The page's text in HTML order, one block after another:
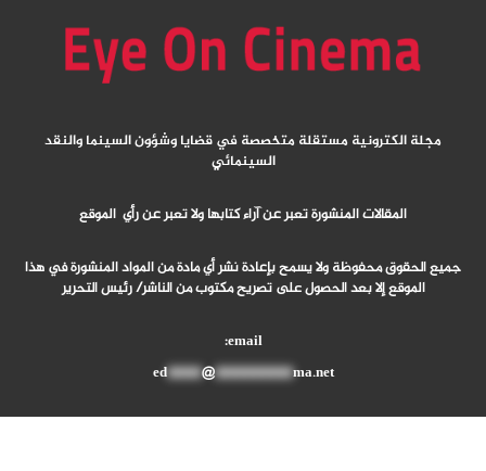
مجلة الكترونية مستقلة متخصصة في قضايا وشؤون السينما والنقد
السينمائي
المقالات المنشورة تعبر عن آراء كتابها ولا تعبر عن رأي الموقع
جميع الحقوق محفوظة ولا يسمح بإعادة نشر أي مادة من المواد المنشورة في هذا
الموقع إلا بعد الحصول على تصريح مكتوب من الناشر/ رئيس التحرير
email:
ed****@*********ma.net